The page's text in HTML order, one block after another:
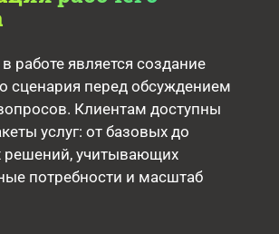
работе является создание
сценария перед обсуждением
Клиентам доступны
услуг: от базовых до
решений, учитывающих
потребности и масштаб